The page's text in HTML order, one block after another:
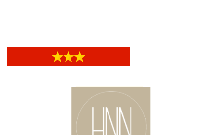
Hotel Helvetia Genova
Hotel Helvetia Genova